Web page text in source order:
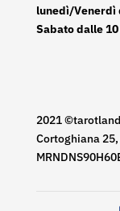
lunedì/Venerdì
Sabato dalle
2021
Cortoghiana